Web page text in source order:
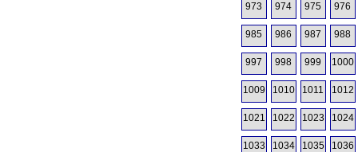
973 974 975 976
985 986 987 988
997 998 999 1000
1009 1010 1011 1012
1021 1022 1023 1024
1033 1034 1035 1036